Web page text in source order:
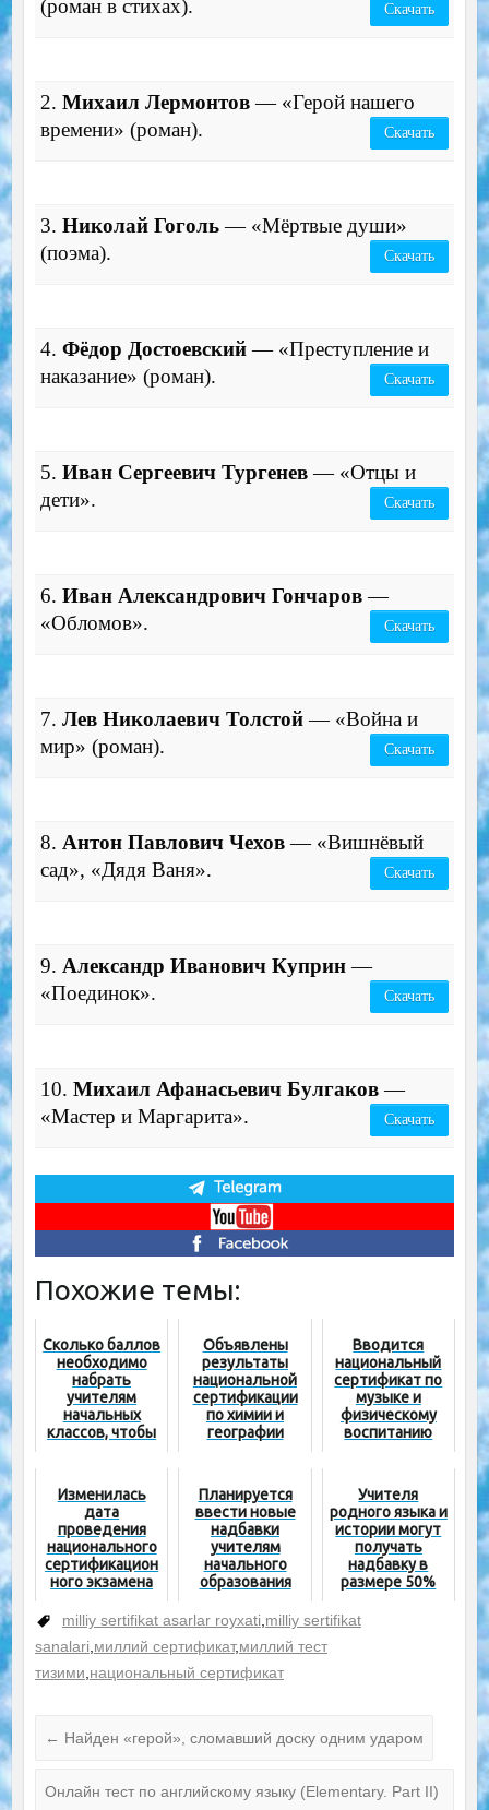
(роман в стихах). Скачать
2. Михаил Лермонтов— «Герой нашего
времени» (роман).
Скачать
3. Николай Гоголь— «Мёртвые души»
(поэма).
Скачать
4. Фёдор Достоевский— «Преступление и
наказание» (роман).
Скачать
5. Иван Сергеевич Тургенев— «Отцы и
дети».
Скачать
6. Иван Александрович Гончаров—
«Обломов».
Скачать
7. Лев Николаевич Толстой— «Война и
мир» (роман).
Скачать
8. Антон Павлович Чехов— «Вишнёвый
сад», «Дядя Ваня».
Скачать
9. Александр Иванович Куприн—
«Поединок».
Скачать
10. Михаил Афанасьевич Булгаков—
«Мастер и Маргарита».
Скачать
Похожие темы:
Сколько баллов
необходимо
набрать
учителям
начальных
классов, чтобы
национальный
сертификат?
Объявлены
результаты
национальной
сертификации
по химии и
географии
Вводится
национальный
сертификат по
музыке и
физическому
воспитанию
Изменилась
дата
проведения
национального
сертификацион
ного экзамена
географии
Планируется
ввести новые
надбавки
учителям
начального
образования
Учителя
родного языка и
истории могут
получать
надбавку в
размере 50%
milliy sertifikat asarlar royxati,milliy sertifikat
sanalari,миллий сертификат,миллий тест
тизими,национальный сертификат
← Найден «герой», сломавший доску одним ударом
Онлайн тест по английскому языку (Elementary. Part II)